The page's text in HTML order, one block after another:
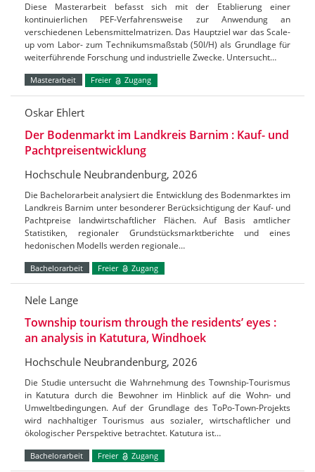
Diese Masterarbeit befasst sich mit der Etablierung einer
kontinuierlichen PEF-Verfahrensweise zur Anwendung an
verschiedenen Lebensmittelmatrizen. Das Hauptziel war das Scale-
up vom Labor- zum Technikumsmaßstab (50l/H) als Grundlage für
weiterführende Forschung und industrielle Zwecke. Untersucht…
Masterarbeit Freier Zugang
Oskar Ehlert
Der Bodenmarkt im Landkreis Barnim : Kauf- und
Pachtpreisentwicklung
Hochschule Neubrandenburg, 2026
Die Bachelorarbeit analysiert die Entwicklung des Bodenmarktes im
Landkreis Barnim unter besonderer Berücksichtigung der Kauf- und
Pachtpreise landwirtschaftlicher Flächen. Auf Basis amtlicher
Statistiken, regionaler Grundstücksmarktberichte und eines
hedonischen Modells werden regionale…
Bachelorarbeit Freier Zugang
Nele Lange
Township tourism through the residents’ eyes :
an analysis in Katutura, Windhoek
Hochschule Neubrandenburg, 2026
Die Studie untersucht die Wahrnehmung des Township-Tourismus
in Katutura durch die Bewohner im Hinblick auf die Wohn- und
Umweltbedingungen. Auf der Grundlage des ToPo-Town-Projekts
wird nachhaltiger Tourismus aus sozialer, wirtschaftlicher und
ökologischer Perspektive betrachtet. Katutura ist…
Bachelorarbeit Freier Zugang